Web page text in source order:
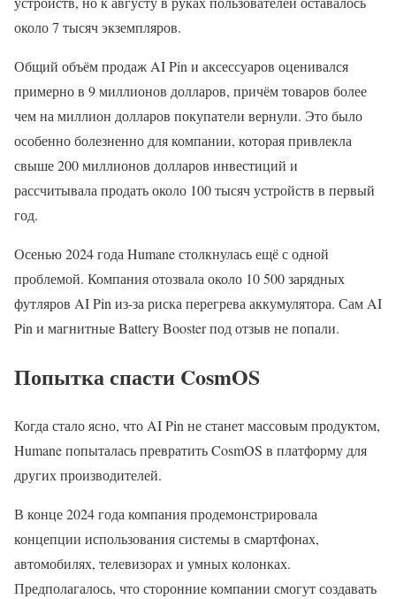
около 7 тысяч экземпляров.
Общий объём продаж AI Pin и аксессуаров оценивался
примерно в 9 миллионов долларов, причём товаров более
чем на миллион долларов покупатели вернули. Это было
особенно болезненно для компании, которая привлекла
свыше 200 миллионов долларов инвестиций и
рассчитывала продать около 100 тысяч устройств в первый
год.
Осенью 2024 года Humane столкнулась ещё с одной
проблемой. Компания отозвала около 10 500 зарядных
футляров AI Pin из-за риска перегрева аккумулятора. Сам AI
Pin и магнитные Battery Booster под отзыв не попали.
Попытка спасти CosmOS
Когда стало ясно, что AI Pin не станет массовым продуктом,
Humane попыталась превратить CosmOS в платформу для
других производителей.
В конце 2024 года компания продемонстрировала
концепции использования системы в смартфонах,
автомобилях, телевизорах и умных колонках.
Предполагалось, что сторонние компании смогут создавать